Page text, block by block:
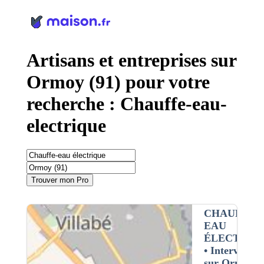
Artisans et entreprises sur
Ormoy (91) pour votre
recherche : Chauffe-eau-
electrique
Trouver mon Pro
CHAUFFE-
EAU
•